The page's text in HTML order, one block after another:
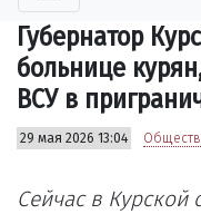
Губернатор
больнице
ВСУ в
29 мая 2026 13:04
Сейчас в Курской